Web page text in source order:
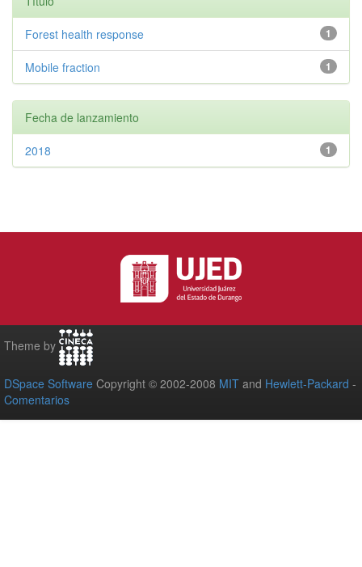
1
Forest health response
1
Mobile fraction
Fecha de lanzamiento
1
2018
Theme by
DSpace Software Copyright © 2002-2008 MIT and Hewlett-Packard -
Comentarios